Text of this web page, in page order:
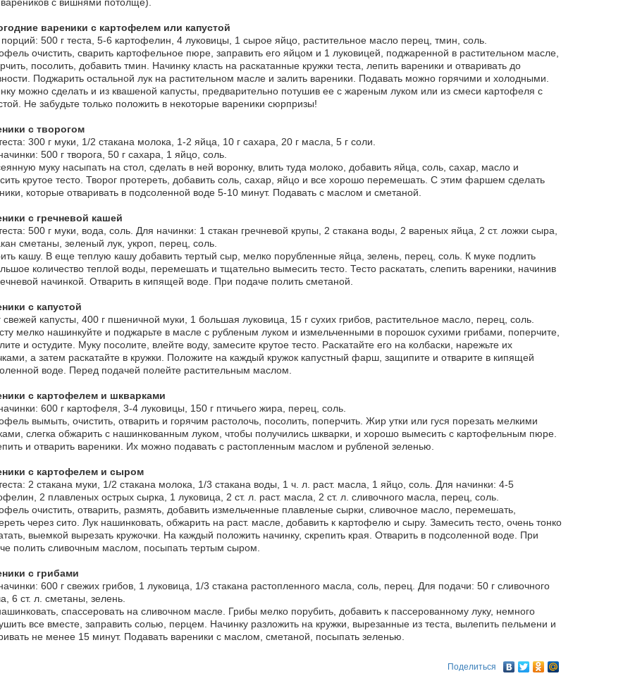
с вишнями потолще).
вареники с картофелем или капустой
500 г теста, 5-6 картофелин, 4 луковицы, 1 сырое яйцо, растительное масло перец, тмин, соль.
очистить, сварить картофельное пюре, заправить его яйцом и 1 луковицей, поджаренной в растительном масле,
посолить, добавить тмин. Начинку класть на раскатанные кружки теста, лепить вареники и отваривать до
Поджарить остальной лук на растительном масле и залить вареники. Подавать можно горячими и холодными.
можно сделать и из квашеной капусты, предварительно потушив ее с жареным луком или из смеси картофеля с
Не забудьте только положить в некоторые вареники сюрпризы!
с творогом
300 г муки, 1/2 стакана молока, 1-2 яйца, 10 г сахара, 20 г масла, 5 г соли.
500 г творога, 50 г сахара, 1 яйцо, соль.
муку насыпать на стол, сделать в ней воронку, влить туда молоко, добавить яйца, соль, сахар, масло и
крутое тесто. Творог протереть, добавить соль, сахар, яйцо и все хорошо перемешать. С этим фаршем сделать
которые отваривать в подсоленной воде 5-10 минут. Подавать с маслом и сметаной.
с гречневой кашей
500 г муки, вода, соль. Для начинки: 1 стакан гречневой крупы, 2 стакана воды, 2 вареных яйца, 2 ст. ложки сыра,
сметаны, зеленый лук, укроп, перец, соль.
кашу. В еще теплую кашу добавить тертый сыр, мелко порубленные яйца, зелень, перец, соль. К муке подлить
количество теплой воды, перемешать и тщательно вымесить тесто. Тесто раскатать, слепить вареники, начинив
начинкой. Отварить в кипящей воде. При подаче полить сметаной.
с капустой
свежей капусты, 400 г пшеничной муки, 1 большая луковица, 15 г сухих грибов, растительное масло, перец, соль.
мелко нашинкуйте и поджарьте в масле с рубленым луком и измельченными в порошок сухими грибами, поперчите,
и остудите. Муку посолите, влейте воду, замесите крутое тесто. Раскатайте его на колбаски, нарежьте их
а затем раскатайте в кружки. Положите на каждый кружок капустный фарш, защипите и отварите в кипящей
воде. Перед подачей полейте растительным маслом.
с картофелем и шкварками
600 г картофеля, 3-4 луковицы, 150 г птичьего жира, перец, соль.
вымыть, очистить, отварить и горячим растолочь, посолить, поперчить. Жир утки или гуся порезать мелкими
слегка обжарить с нашинкованным луком, чтобы получились шкварки, и хорошо вымесить с картофельным пюре.
и отварить вареники. Их можно подавать с растопленным маслом и рубленой зеленью.
с картофелем и сыром
2 стакана муки, 1/2 стакана молока, 1/3 стакана воды, 1 ч. л. раст. масла, 1 яйцо, соль. Для начинки: 4-5
2 плавленых острых сырка, 1 луковица, 2 ст. л. раст. масла, 2 ст. л. сливочного масла, перец, соль.
очистить, отварить, размять, добавить измельченные плавленые сырки, сливочное масло, перемешать,
через сито. Лук нашинковать, обжарить на раст. масле, добавить к картофелю и сыру. Замесить тесто, очень тонко
выемкой вырезать кружочки. На каждый положить начинку, скрепить края. Отварить в подсоленной воде. При
полить сливочным маслом, посыпать тертым сыром.
с грибами
600 г свежих грибов, 1 луковица, 1/3 стакана растопленного масла, соль, перец. Для подачи: 50 г сливочного
6 ст. л. сметаны, зелень.
спассеровать на сливочном масле. Грибы мелко порубить, добавить к пассерованному луку, немного
все вместе, заправить солью, перцем. Начинку разложить на кружки, вырезанные из теста, вылепить пельмени и
не менее 15 минут. Подавать вареники с маслом, сметаной, посыпать зеленью.
Поделиться